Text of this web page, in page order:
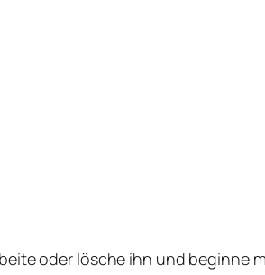
oder lösche ihn und beginne